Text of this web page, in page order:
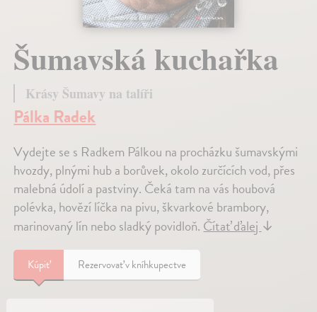
Šumavská kuchařka
Krásy Šumavy na talíři
Pálka Radek
Vydejte se s Radkem Pálkou na procházku šumavskými
hvozdy, plnými hub a borůvek, okolo zurčících vod, přes
malebná údolí a pastviny. Čeká tam na vás houbová
polévka, hovězí líčka na pivu, škvarkové brambory,
marinovaný lín nebo sladký povidloň.Čítať ďalej↓
Kúpiť Rezervovať v kníhkupectve